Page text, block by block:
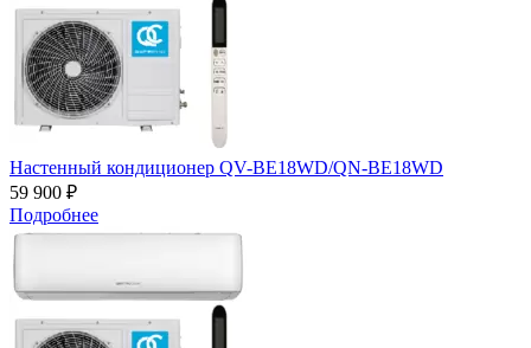
Настенный кондиционер QV-BE18WD/QN-BE18WD
59 900 ₽
Подробнее